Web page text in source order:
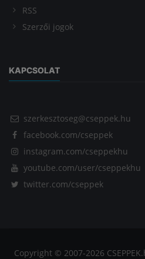
RSS
Szerzői jogok
KAPCSOLAT
szerkesztoseg@cseppek.hu
facebook.com/cseppek
instagram.com/cseppekhu
youtube.com/user/cseppekhu
twitter.com/cseppek
Copyright © 2007-2026